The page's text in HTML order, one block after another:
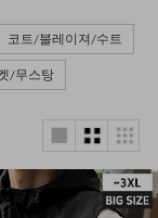
코트/블레이져/수트
/무스탕